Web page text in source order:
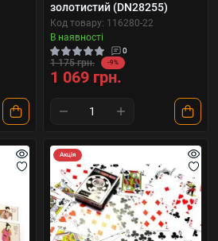
золотистий (DN28255)
Код товару: 116280-22
В наявності
0
1 175 грн. -9%
1 069 грн.
Акція